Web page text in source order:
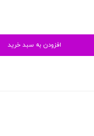
افزودن به سبد خرید